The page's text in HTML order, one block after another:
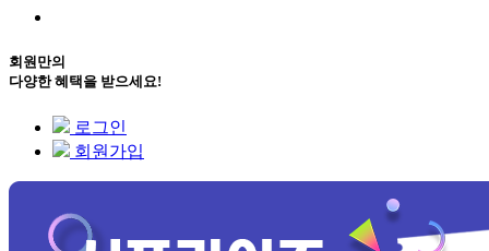
회원만의
다양한 혜택을 받으세요!
로그인
회원가입